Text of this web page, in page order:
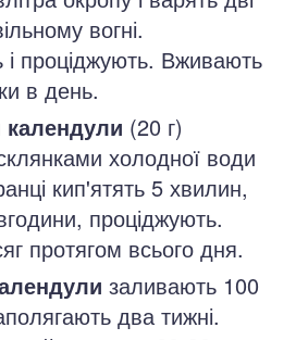
вогні.
проціджують. Вживають
в день.
календули (20 г)
холодної води
кип'ятять 5 хвилин,
проціджують.
протягом всього дня.
заливають 100
два тижні.